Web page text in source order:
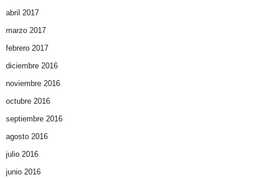
abril 2017
marzo 2017
febrero 2017
diciembre 2016
noviembre 2016
octubre 2016
septiembre 2016
agosto 2016
julio 2016
junio 2016